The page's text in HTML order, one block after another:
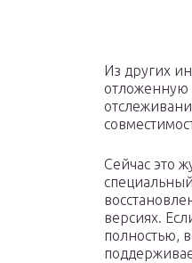
Из других
отложенную
Сейчас это
версиях.
полностью,